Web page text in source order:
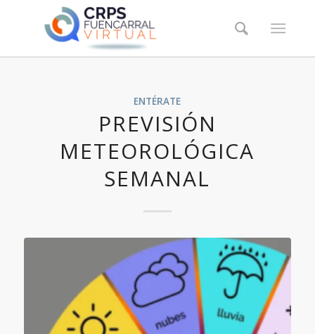
ENTÉRATE
PREVISIÓN
METEOROLÓGICA
SEMANAL